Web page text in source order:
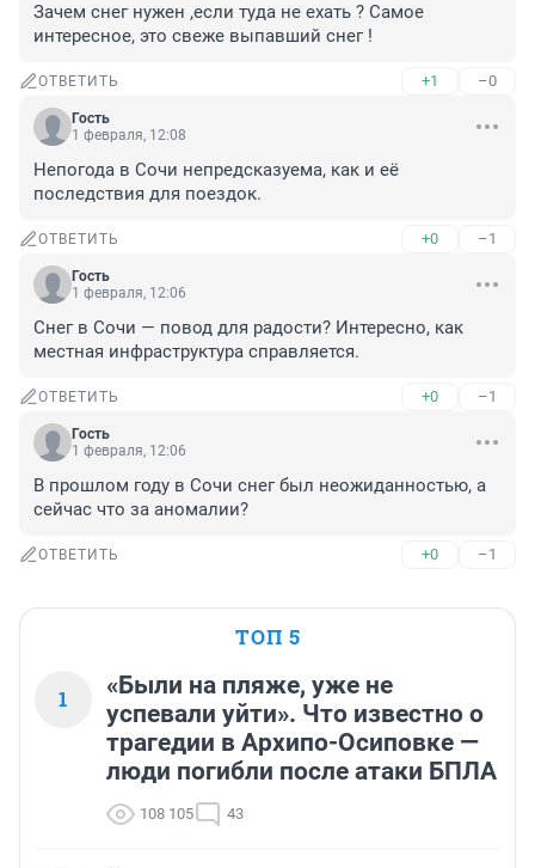
Зачем снег нужен ,если туда не ехать ? Самое
интересное, это свеже выпавший снег !
ОТВЕТИТЬ +1 –0
Гость
1 февраля, 12:08
Непогода в Сочи непредсказуема, как и её
последствия для поездок.
ОТВЕТИТЬ +0 –1
Гость
1 февраля, 12:06
Снег в Сочи — повод для радости? Интересно, как
местная инфраструктура справляется.
ОТВЕТИТЬ +0 –1
Гость
1 февраля, 12:06
В прошлом году в Сочи снег был неожиданностью, а
сейчас что за аномалии?
ОТВЕТИТЬ +0 –1
ТОП 5
1
«Были на пляже, уже не
успевали уйти». Что известно о
трагедии в Архипо-Осиповке —
люди погибли после атаки БПЛА
108 105 43